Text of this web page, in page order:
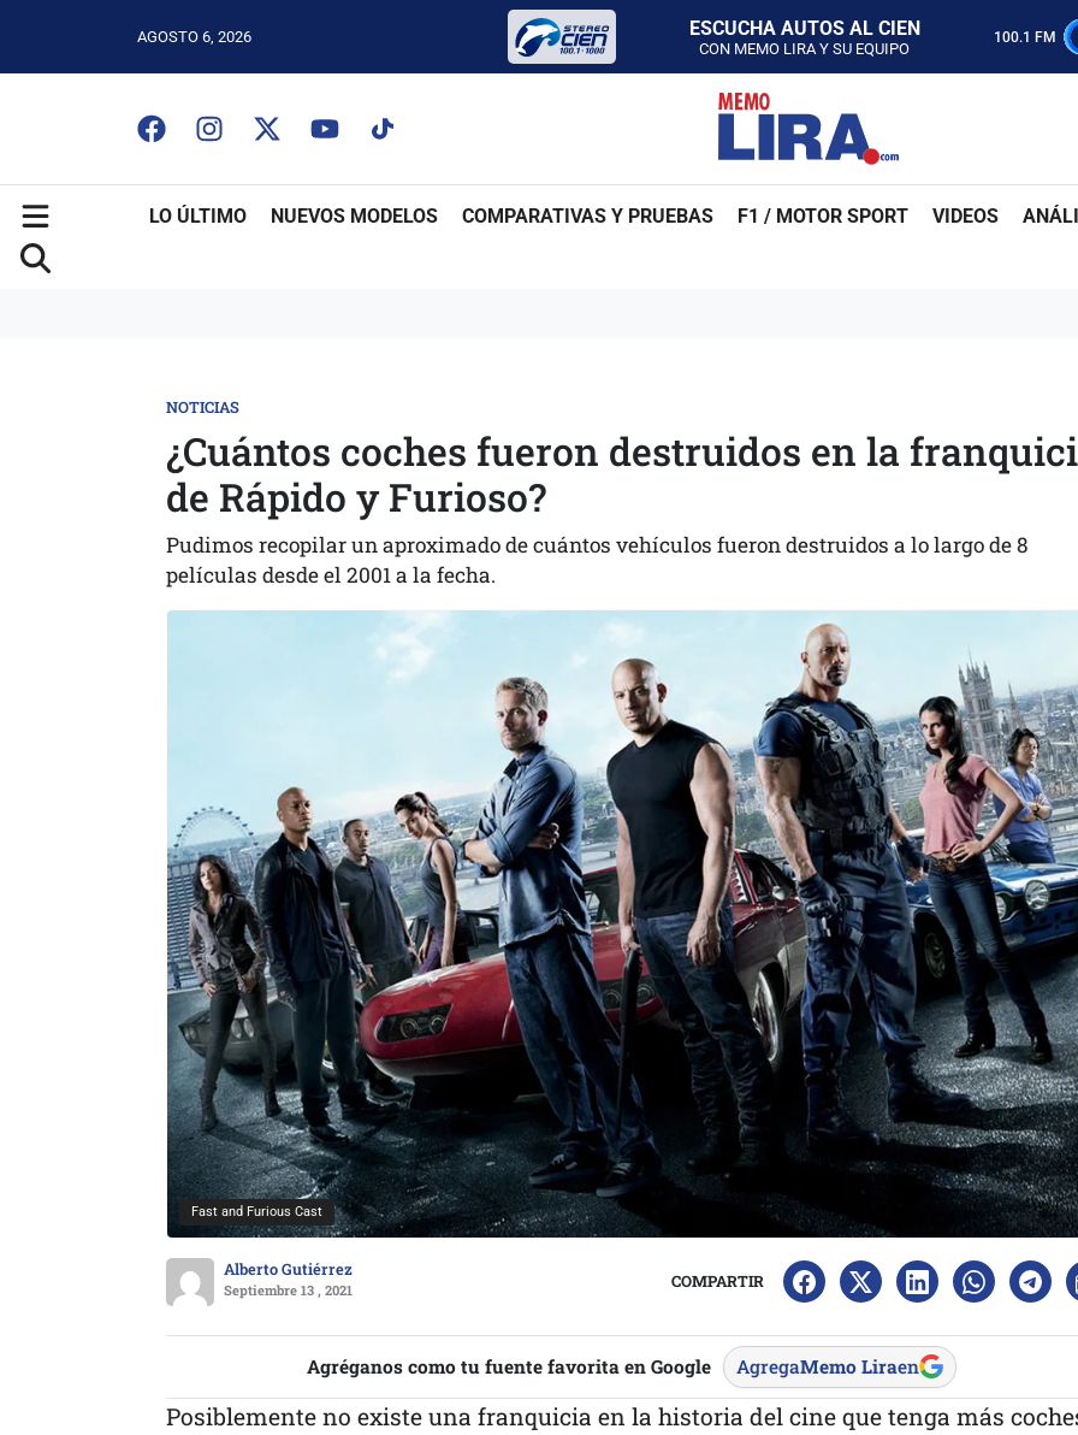
AGOSTO 6, 2026 ESCUCHA AUTOS AL CIEN
CON MEMO LIRA Y SU EQUIPO
ESCUCHA AUTOS AL CIEN
CON MEMO LIRA Y SU EQUIPO
LUNES A VIERNES - 5:00 PM
SABADO - 12:00 PM
100.1 FM
LO ÚLTIMO NUEVOS MODELOS COMPARATIVAS Y PRUEBAS F1 / MOTOR SPORT VIDEOS
NOTICIAS
¿Cuántos coches fueron destruidos en la
de Rápido y Furioso?
Pudimos recopilar un aproximado de cuántos vehículos fueron destruidos a lo largo de 8
películas desde el 2001 a la fecha.
Fast and Furious Cast
Alberto Gutiérrez
Septiembre 13 , 2021 COMPARTIR
Agréganos como tu fuente favorita en Google AgregaMemo Liraen
Posiblemente no existe una franquicia en la historia del cine que tenga más